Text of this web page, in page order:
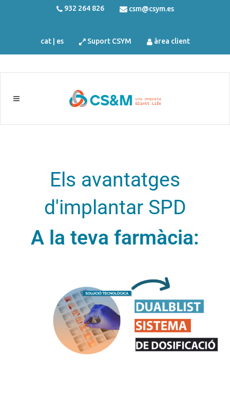
932 264 826 csm@csym.es
cat| es Suport CSYM àrea client
Els avantatges
d'implantar SPD
A la teva farmàcia: